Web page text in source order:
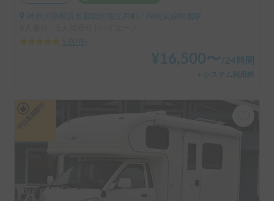
神奈川県横浜市都筑区佐江戸町, ' JR横浜線鴨居駅
5.00
8
¥ 16,500〜 /24時間
＋システム利用料